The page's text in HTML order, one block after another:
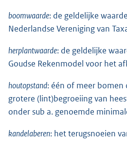
boomwaarde: de geldelijke
Nederlandse Vereniging van
herplantwaarde: de geldelijke
Goudse Rekenmodel voor het
houtopstand: één of meer
grotere (lint)begroeiing van
onder sub a. genoemde
kandelaberen: het terugsnoeien